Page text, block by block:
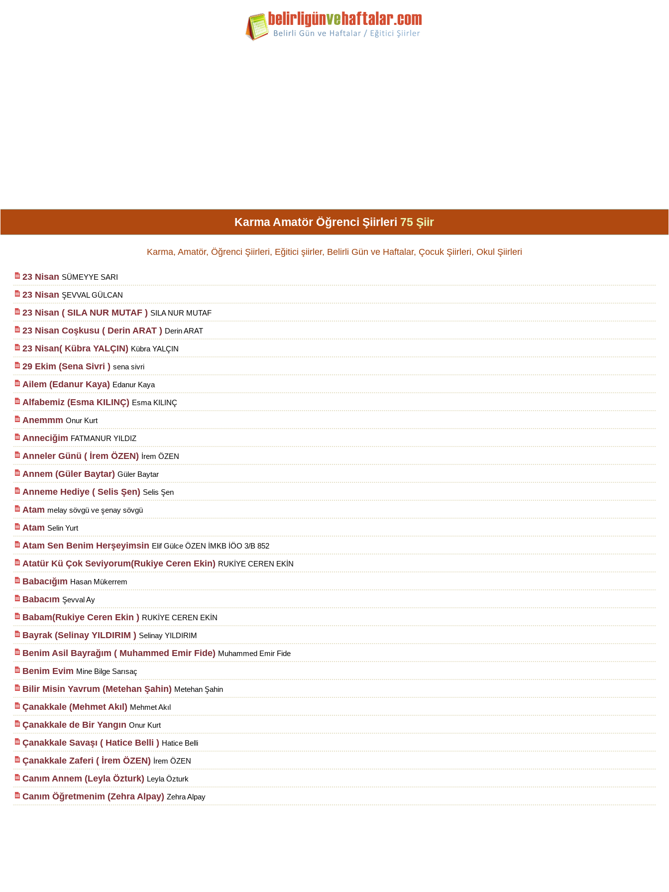
Karma Amatör Öğrenci Şiirleri 75 Şiir
Karma, Amatör, Öğrenci Şiirleri, Eğitici şiirler, Belirli Gün ve Haftalar, Çocuk Şiirleri, Okul Şiirleri
23 Nisan SÜMEYYE SARI
23 Nisan ŞEVVAL GÜLCAN
23 Nisan ( SILA NUR MUTAF ) SILA NUR MUTAF
23 Nisan Coşkusu ( Derin ARAT ) Derin ARAT
23 Nisan( Kübra YALÇIN) Kübra YALÇIN
29 Ekim (Sena Sivri ) sena sivri
Ailem (Edanur Kaya) Edanur Kaya
Alfabemiz (Esma KILINÇ) Esma KILINÇ
Anemmm Onur Kurt
Anneciğim FATMANUR YILDIZ
Anneler Günü ( İrem ÖZEN) İrem ÖZEN
Annem (Güler Baytar) Güler Baytar
Anneme Hediye ( Selis Şen) Selis Şen
Atam melay sövgü ve şenay sövgü
Atam Selin Yurt
Atam Sen Benim Herşeyimsin Elif Gülce ÖZEN İMKB İÖO 3/B 852
Atatür Kü Çok Seviyorum(Rukiye Ceren Ekin) RUKİYE CEREN EKİN
Babacığım Hasan Mükerrem
Babacım Şevval Ay
Babam(Rukiye Ceren Ekin ) RUKİYE CEREN EKİN
Bayrak (Selinay YILDIRIM ) Selinay YILDIRIM
Benim Asil Bayrağım ( Muhammed Emir Fide) Muhammed Emir Fide
Benim Evim Mine Bilge Sarısaç
Bilir Misin Yavrum (Metehan Şahin) Metehan Şahin
Çanakkale (Mehmet Akıl) Mehmet Akıl
Çanakkale de Bir Yangın Onur Kurt
Çanakkale Savaşı ( Hatice Belli ) Hatice Belli
Çanakkale Zaferi ( İrem ÖZEN) İrem ÖZEN
Canım Annem (Leyla Özturk) Leyla Özturk
Canım Öğretmenim (Zehra Alpay) Zehra Alpay